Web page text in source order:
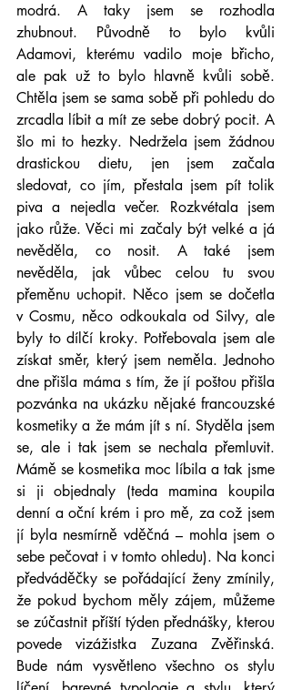
modrá. A taky jsem se rozhodla
zhubnout. Původně to bylo kvůli
Adamovi, kterému vadilo moje břicho,
ale pak už to bylo hlavně kvůli sobě.
Chtěla jsem se sama sobě při pohledu do
zrcadla líbit a mít ze sebe dobrý pocit. A
šlo mi to hezky. Nedržela jsem žádnou
drastickou dietu, jen jsem začala
sledovat, co jím, přestala jsem pít tolik
piva a nejedla večer. Rozkvétala jsem
jako růže. Věci mi začaly být velké a já
nevěděla, co nosit. A také jsem
nevěděla, jak vůbec celou tu svou
přeměnu uchopit. Něco jsem se dočetla
v Cosmu, něco odkoukala od Silvy, ale
byly to dílčí kroky. Potřebovala jsem ale
získat směr, který jsem neměla. Jednoho
dne přišla máma s tím, že jí poštou přišla
pozvánka na ukázku nějaké francouzské
kosmetiky a že mám jít s ní. Styděla jsem
se, ale i tak jsem se nechala přemluvit.
Mámě se kosmetika moc líbila a tak jsme
si ji objednaly (teda mamina koupila
denní a oční krém i pro mě, za což jsem
jí byla nesmírně vděčná – mohla jsem o
sebe pečovat i v tomto ohledu). Na konci
předváděčky se pořádající ženy zmínily,
že pokud bychom měly zájem, můžeme
se zúčastnit příští týden přednášky, kterou
povede vizážistka Zuzana Zvěřinská.
Bude nám vysvětleno všechno os stylu